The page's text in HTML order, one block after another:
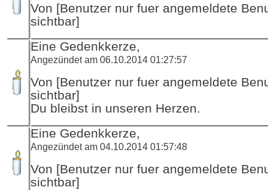
Von [Benutzer nur fuer angemeldete
sichtbar]
Eine Gedenkkerze,
Angezündet am 06.10.2014 01:27:57
Von [Benutzer nur fuer angemeldete
sichtbar]
Du bleibst in unseren Herzen.
Eine Gedenkkerze,
Angezündet am 04.10.2014 01:57:48
Von [Benutzer nur fuer angemeldete
sichtbar]